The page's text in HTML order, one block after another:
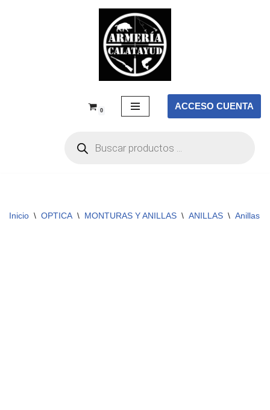
0 ACCESO CUENTA
Inicio \ OPTICA \ MONTURAS Y ANILLAS \ ANILLAS \ Anillas